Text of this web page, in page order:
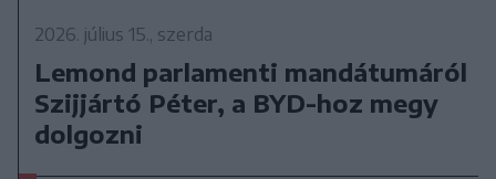
2026. július 15., szerda
Lemond parlamenti mandátumáról
Szijjártó Péter, a BYD-hoz megy
dolgozni